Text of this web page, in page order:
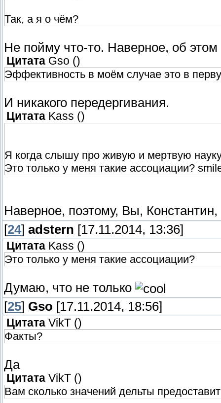
Так, а я о чём?
Не пойму что-то. Наверное, об этом
Цитата Gso ()
Эффективность в моём случае это в
И никакого передергивания.
Цитата Kass ()
Я когда слышу про живую и мертвую
Это только у меня такие ассоциации?
Наверное, поэтому, Вы,
[24] adstern [17.11.2014, 13:36]
Цитата Kass ()
Это только у меня такие ассоциации?
Думаю, что не только
[25] Gso [17.11.2014, 18:56]
Цитата VikT ()
Факты?
Да
Цитата VikT ()
Вам сколько значений дельты